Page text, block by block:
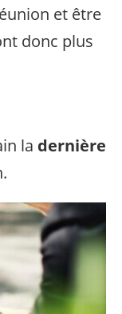
et être
donc plus
la dernière